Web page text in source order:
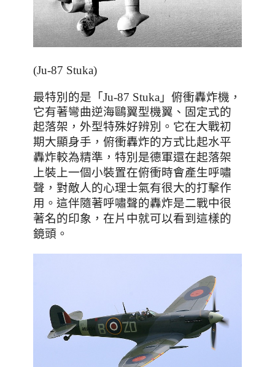
(Ju-87 Stuka)
最特別的是「 Ju-87 Stuka 」俯衝轟炸機，
它有著彎曲逆海鷗翼型機翼、固定式的
起落架，外型特殊好辨別。它在大戰初
期大顯身手 ，俯衝轟炸的方式比起水平
轟炸較為精準，特別是德軍還在起落架
上裝上一個小裝置在俯衝時會產生呼嘯
聲，對敵人的心理士氣有很大的打擊作
用。這伴隨著呼嘯聲的轟炸是二戰中很
著名的印象，在片中就可以看到這樣的
鏡頭。